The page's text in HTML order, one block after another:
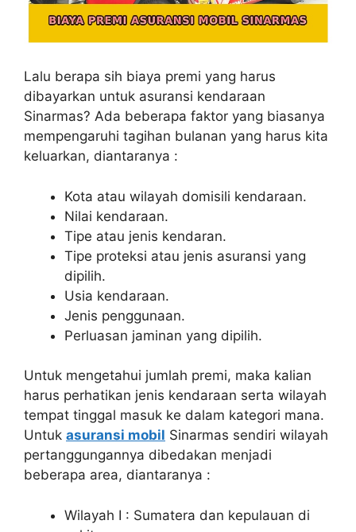
Lalu berapa sih biaya premi yang harus
dibayarkan untuk asuransi kendaraan
Sinarmas? Ada beberapa faktor yang biasanya
mempengaruhi tagihan bulanan yang harus kita
keluarkan, diantaranya :
Kota atau wilayah domisili kendaraan.
Nilai kendaraan.
Tipe atau jenis kendaran.
Tipe proteksi atau jenis asuransi yang
dipilih.
Usia kendaraan.
Jenis penggunaan.
Perluasan jaminan yang dipilih.
Untuk mengetahui jumlah premi, maka kalian
harus perhatikan jenis kendaraan serta wilayah
tempat tinggal masuk ke dalam kategori mana.
Untuk asuransi mobil Sinarmas sendiri wilayah
pertanggungannya dibedakan menjadi
beberapa area, diantaranya :
Wilayah I : Sumatera dan kepulauan di